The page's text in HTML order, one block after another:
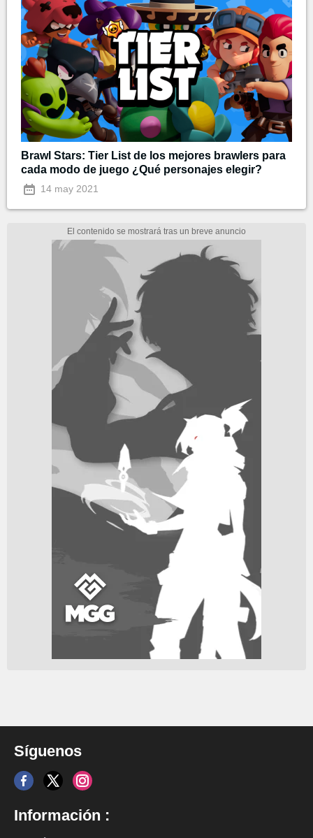
Brawl Stars: Tier List de los mejores brawlers para
cada modo de juego ¿Qué personajes elegir?
14 may 2021
Síguenos
Información :